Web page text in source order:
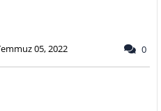
05, 2022 0